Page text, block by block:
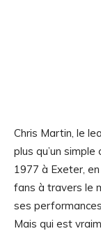
Chris Martin, le
plus qu’un
1977 à Exeter,
fans à travers le
ses
Mais qui est